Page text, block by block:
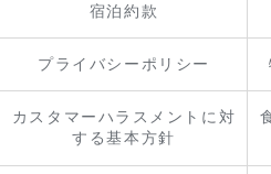
宿泊約款
プライバシーポリシー
カスタマーハラスメントに対
する基本方針